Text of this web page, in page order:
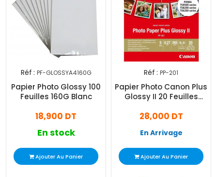
Réf : PF-GLOSSYA4160G
Papier Photo Glossy 100
Feuilles 160G Blanc
18,900 DT
En stock
Ajouter Au Panier
Réf : PP-201
Papier Photo Canon Plus
Glossy II 20 Feuilles
28,000 DT
En Arrivage
Ajouter Au Panier